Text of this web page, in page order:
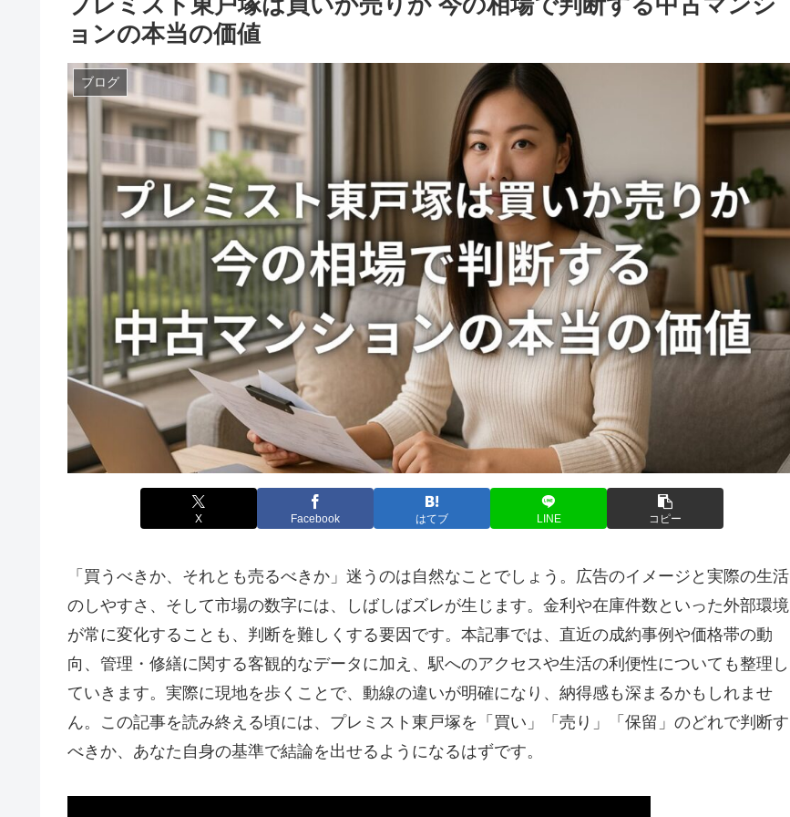
ョンの本当の価値
ブログ
X Facebook はてブ LINE コピー
「買うべきか、それとも売るべきか」迷うのは自然なことでしょう。広告のイメージと実際の生活
のしやすさ、そして市場の数字には、しばしばズレが生じます。金利や在庫件数といった外部環境
が常に変化することも、判断を難しくする要因です。本記事では、直近の成約事例や価格帯の動
向、管理・修繕に関する客観的なデータに加え、駅へのアクセスや生活の利便性についても整理し
ていきます。実際に現地を歩くことで、動線の違いが明確になり、納得感も深まるかもしれませ
ん。この記事を読み終える頃には、プレミスト東戸塚を「買い」「売り」「保留」のどれで判断す
べきか、あなた自身の基準で結論を出せるようになるはずです。